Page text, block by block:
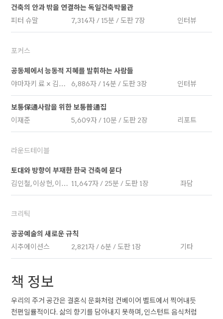
건축의 안과 밖을 연결하는 독일건축박물관
피터 슈말
7,314자 / 15분 / 도판 7장 인터뷰
포커스
공동체에서 능동적 지혜를 발휘하는 사람들
야마자키 료 × 김정헌
6,886자 / 14분 / 도판 3장 인터뷰
보통保通사람을 위한 보통普通집
이재준
5,609자 / 10분 / 도판 2장 리포트
라운드테이블
토대와 방향이 부재한 한국 건축에 묻다
김인철, 이상헌, 이필훈 11,647자 / 25분 / 도판 1장 좌담
크리틱
공공예술의 새로운 규칙
시추에이션스
2,821자 / 6분 / 도판 1장 기타
책 정보
우리의 주거 공간은 결혼식 문화처럼 컨베이어 벨트에서 찍어내듯
천편일률적이다. 삶의 향기를 담아내지 못하며, 인스턴트 음식처럼